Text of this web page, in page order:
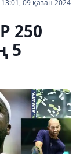
13:01, 09 қазан 2024
250
5